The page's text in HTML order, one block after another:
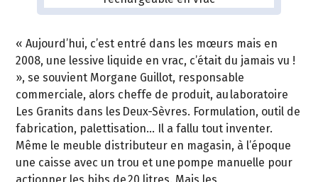
« Aujourd’hui, c’est entré dans les mœurs mais en
2008, une lessive liquide en vrac, c’était du jamais vu !
», se souvient Morgane Guillot, responsable
commerciale, alors cheffe de produit, au laboratoire
Les Granits dans les Deux-Sèvres. Formulation, outil de
fabrication, palettisation... Il a fallu tout inventer.
Même le meuble distributeur en magasin, à l’époque
une caisse avec un trou et une pompe manuelle pour